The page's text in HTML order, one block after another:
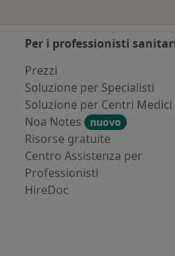
Per i professionisti
Prezzi
Soluzione per Specialisti
Soluzione per Centri Medici
Noa Notes
nuovo
Risorse gratuite
Centro Assistenza per
Professionisti
HireDoc